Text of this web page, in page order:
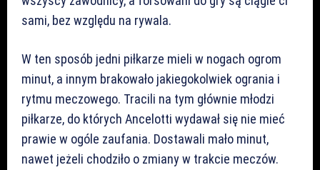
sami, bez względu na rywala.
W ten sposób jedni piłkarze mieli w nogach ogrom
minut, a innym brakowało jakiegokolwiek ogrania i
rytmu meczowego. Tracili na tym głównie młodzi
piłkarze, do których Ancelotti wydawał się nie mieć
prawie w ogóle zaufania. Dostawali mało minut,
nawet jeżeli chodziło o zmiany w trakcie meczów.